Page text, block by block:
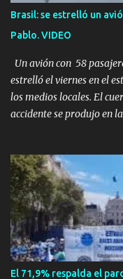
aficionados a los
Eran simplemente dos
un fin de semana lejos de
Tomar su viejo pero
Brasil: se estrelló un
Pablo. VIDEO
Un avión con 58
estrelló el viernes en el
los medios locales. El
accidente se produjo en
una gran zona en llamas
del avión. Otras
descendía verticalmente
compartió las llamas y
nave, que se había
árboles. Según confirmó
trataba de un avión
El 71,9% respalda el